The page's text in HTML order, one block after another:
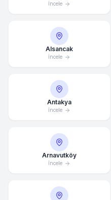
İncele
Alsancak
İncele
Antakya
İncele
Arnavutköy
İncele